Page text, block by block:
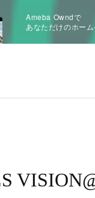
Ameba Owndで
あなただけのホー